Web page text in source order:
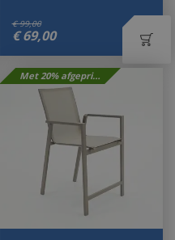
€ 99,00
€ 69,00
Met 20% afgeprijsd